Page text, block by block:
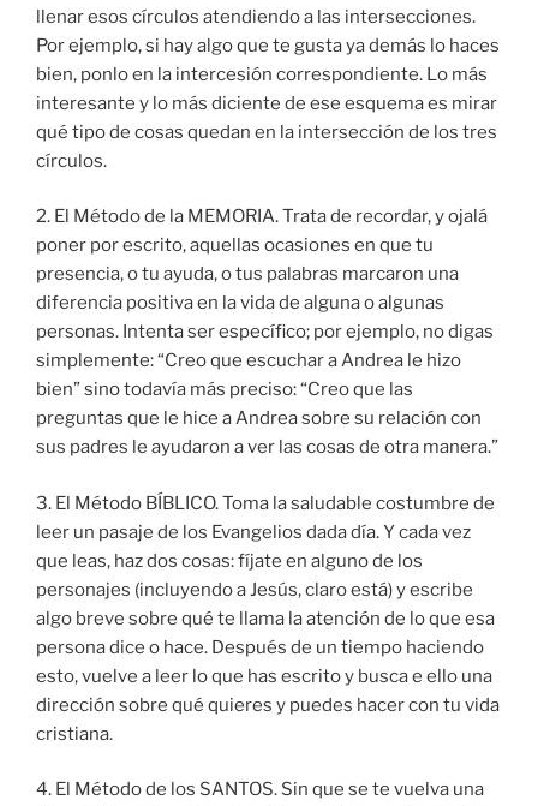
llenar esos círculos atendiendo a las intersecciones.
Por ejemplo, si hay algo que te gusta ya demás lo haces
bien, ponlo en la intercesión correspondiente. Lo más
interesante y lo más diciente de ese esquema es mirar
qué tipo de cosas quedan en la intersección de los tres
círculos.
2. El Método de la MEMORIA. Trata de recordar, y ojalá
poner por escrito, aquellas ocasiones en que tu
presencia, o tu ayuda, o tus palabras marcaron una
diferencia positiva en la vida de alguna o algunas
personas. Intenta ser específico; por ejemplo, no digas
simplemente: “Creo que escuchar a Andrea le hizo
bien” sino todavía más preciso: “Creo que las
preguntas que le hice a Andrea sobre su relación con
sus padres le ayudaron a ver las cosas de otra manera.”
3. El Método BÍBLICO. Toma la saludable costumbre de
leer un pasaje de los Evangelios dada día. Y cada vez
que leas, haz dos cosas: fíjate en alguno de los
personajes (incluyendo a Jesús, claro está) y escribe
algo breve sobre qué te llama la atención de lo que esa
persona dice o hace. Después de un tiempo haciendo
esto, vuelve a leer lo que has escrito y busca e ello una
dirección sobre qué quieres y puedes hacer con tu vida
cristiana.
4. El Método de los SANTOS. Sin que se te vuelva una